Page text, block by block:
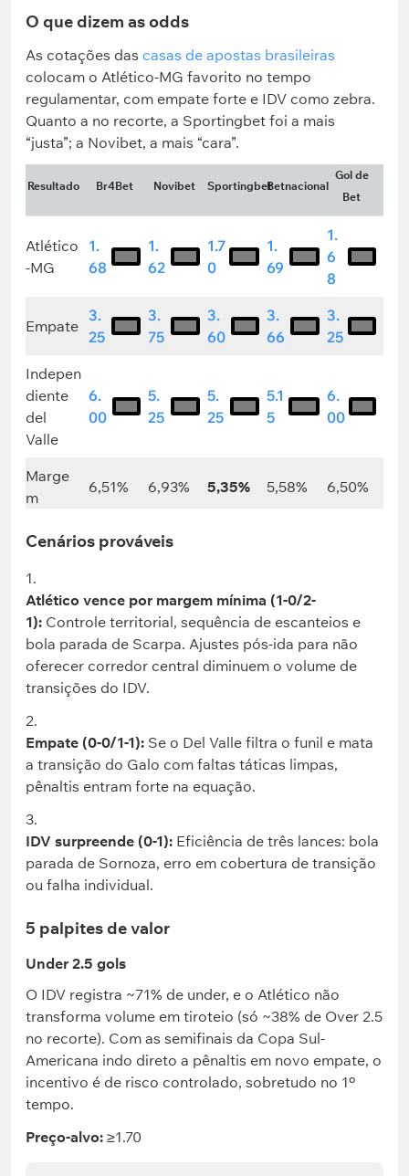
O que dizem as odds
As cotações das casas de apostas brasileiras
colocam o Atlético-MG favorito no tempo
regulamentar, com empate forte e IDV como zebra.
Quanto a no recorte, a Sportingbet foi a mais
“justa”; a Novibet, a mais “cara”.
Resultado Br4Bet Novibet SportingbetBetnacional
Gol de
Bet
Atlético
-MG
1.
68
1.
62
1.7
0
1.
69
1.
6
8
Empate
3.
25
3.
75
3.
60
3.
66
3.
25
Indepen
diente
del
Valle
6.
00
5.
25
5.
25
5.1
5
6.
00
Marge
m
6,51% 6,93% 5,35% 5,58% 6,50%
Cenários prováveis
Atlético vence por margem mínima (1-0/2-
1): Controle territorial, sequência de escanteios e
bola parada de Scarpa. Ajustes pós-ida para não
oferecer corredor central diminuem o volume de
transições do IDV.
Empate (0-0/1-1): Se o Del Valle filtra o funil e mata
a transição do Galo com faltas táticas limpas,
pênaltis entram forte na equação.
IDV surpreende (0-1): Eficiência de três lances: bola
parada de Sornoza, erro em cobertura de transição
ou falha individual.
5 palpites de valor
Under 2.5 gols
O IDV registra ~71% de under, e o Atlético não
transforma volume em tiroteio (só ~38% de Over 2.5
no recorte). Com as semifinais da Copa Sul-
Americana indo direto a pênaltis em novo empate, o
incentivo é de risco controlado, sobretudo no 1º
tempo.
Preço-alvo: ≥1.70